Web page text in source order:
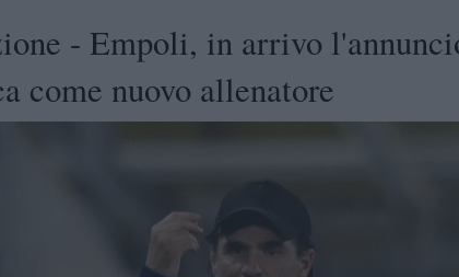
- Empoli, in arrivo
come nuovo allenatore